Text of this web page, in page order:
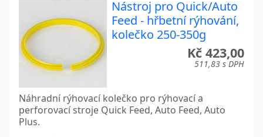
Nástroj pro Quick/Auto
Feed - hřbetní rýhování,
kolečko 250-350g
Kč 423,00
511,83 s DPH
Náhradní rýhovací kolečko pro rýhovací a
perforovací stroje Quick Feed, Auto Feed, Auto
Plus.